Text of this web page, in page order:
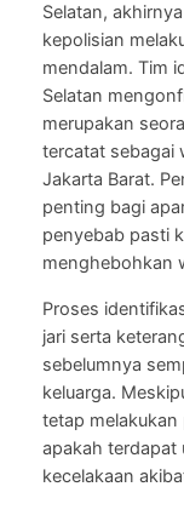
Selatan,
kepolisian
mendalam. Tim
Selatan
merupakan
tercatat sebagai
Jakarta Barat.
penting bagi
penyebab pasti
menghebohkan
Proses
jari serta
sebelumnya
keluarga.
tetap
apakah terdapat
kecelakaan